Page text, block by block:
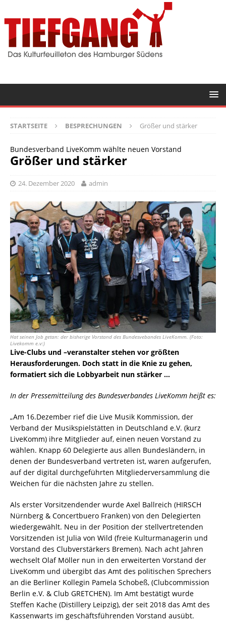
STARTSEITE BESPRECHUNGEN Größer und stärker
Bundesverband LiveKomm wählte neuen Vorstand
Größer und stärker
24. Dezember 2020 admin
Hat seinen Job getan: der bisherige Vorstand des Bundesvebandes LiveKomm. (Foto:
Livekomm e.v:)
Live-Clubs und –veranstalter stehen vor größten
Herausforderungen. Doch statt in die Knie zu gehen,
formatiert sich die Lobbyarbeit nun stärker …
In der Pressemitteilung des Bundesverbandes LiveKomm heißt es:
„Am 16.Dezember rief die Live Musik Kommission, der
Verband der Musikspielstätten in Deutschland e.V. (kurz
LiveKomm) ihre Mitglieder auf, einen neuen Vorstand zu
wählen. Knapp 60 Delegierte aus allen Bundesländern, in
denen der Bundesverband vertreten ist, waren aufgerufen,
auf der digital durchgeführten Mitgliederversammlung die
Weichen für die nächsten Jahre zu stellen.
Als erster Vorsitzendender wurde Axel Ballreich (HIRSCH
Nürnberg & Concertbuero Franken) von den Delegierten
wiedergewählt. Neu in der Position der stellvertretenden
Vorsitzenden ist Julia von Wild (freie Kulturmanagerin und
Vorstand des Clubverstärkers Bremen). Nach acht Jahren
wechselt Olaf Möller nun in den erweiterten Vorstand der
LiveKomm und übergibt das Amt des politischen Sprechers
an die Berliner Kollegin Pamela Schobeß, (Clubcommission
Berlin e.V. & Club GRETCHEN). Im Amt bestätigt wurde
Steffen Kache (Distillery Leipzig), der seit 2018 das Amt des
Kassenwarts im geschäftsführenden Vorstand ausübt.